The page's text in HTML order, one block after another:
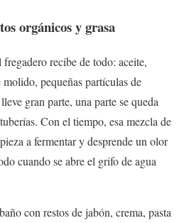
orgánicos y grasa
recibe de todo: aceite,
molido, pequeñas partículas de
gran parte, una parte se queda
Con el tiempo, esa mezcla de
a fermentar y desprende un olor
cuando se abre el grifo de agua
con restos de jabón, crema, pasta